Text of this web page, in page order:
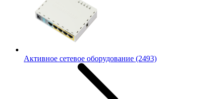
Активное сетевое оборудование (2493)